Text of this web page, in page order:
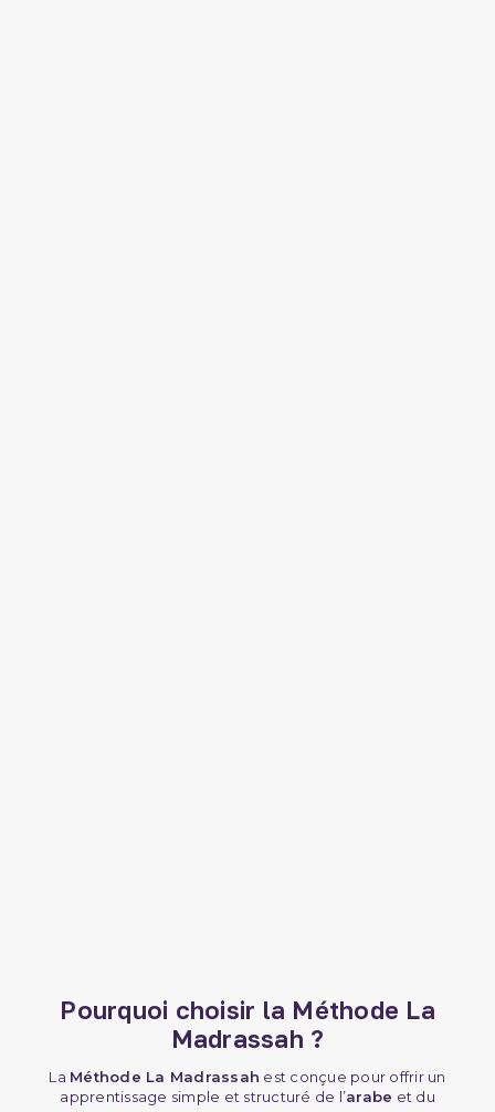
Pourquoi choisir la Méthode La
Madrassah ?
La Méthode La Madrassah est conçue pour offrir un
apprentissage simple et structuré de l’arabe et du